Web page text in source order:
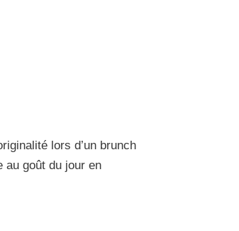
lors d’un brunch
goût du jour en